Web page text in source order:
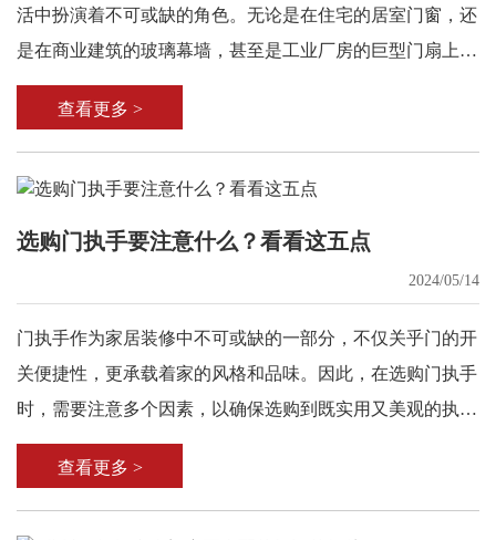
活中扮演着不可或缺的角色。无论是在住宅的居室门窗，还
是在商业建筑的玻璃幕墙，甚至是工业厂房的巨型门扇上，
门窗铰链都以其独特的功能，为门窗的开启和关闭提供了稳
定的支持和保障。
查看更多 >
选购门执手要注意什么？看看这五点
2024/05/14
门执手作为家居装修中不可或缺的一部分，不仅关乎门的开
关便捷性，更承载着家的风格和品味。因此，在选购门执手
时，需要注意多个因素，以确保选购到既实用又美观的执
手。
查看更多 >